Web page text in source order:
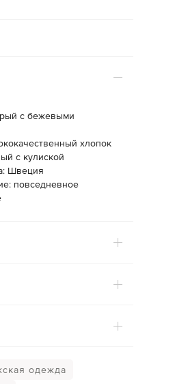
с бежевыми
хлопок
с кулиской
Швеция
повседневное
одежда